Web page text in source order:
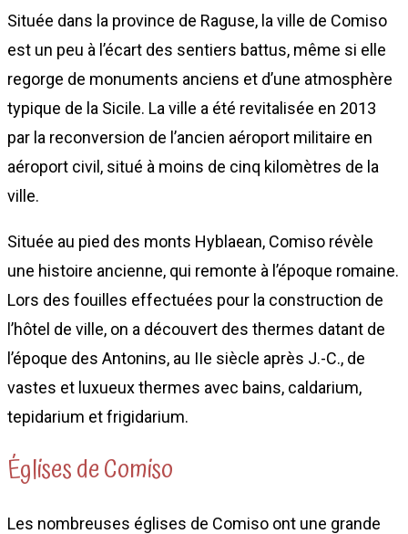
Située dans la province de Raguse, la ville de Comiso
est un peu à l’écart des sentiers battus, même si elle
regorge de monuments anciens et d’une atmosphère
typique de la Sicile. La ville a été revitalisée en 2013
par la reconversion de l’ancien aéroport militaire en
aéroport civil, situé à moins de cinq kilomètres de la
ville.
Située au pied des monts Hyblaean, Comiso révèle
une histoire ancienne, qui remonte à l’époque romaine.
Lors des fouilles effectuées pour la construction de
l’hôtel de ville, on a découvert des thermes datant de
l’époque des Antonins, au IIe siècle après J.-C., de
vastes et luxueux thermes avec bains, caldarium,
tepidarium et frigidarium.
Églises de Comiso
Les nombreuses églises de Comiso ont une grande